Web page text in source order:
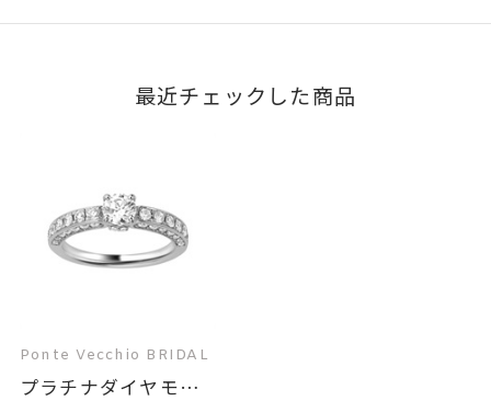
最近チェックした商品
Ponte Vecchio BRIDAL
プラチナダイヤモン